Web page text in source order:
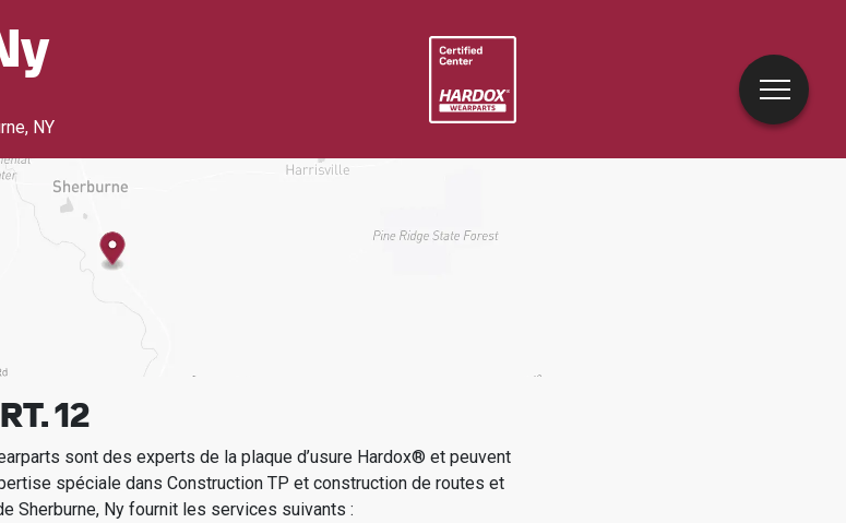
NY
12
sont des experts de la plaque d’usure Hardox® et peuvent
spéciale dans Construction TP et construction de routes et
Sherburne, Nyfournit les services suivants :